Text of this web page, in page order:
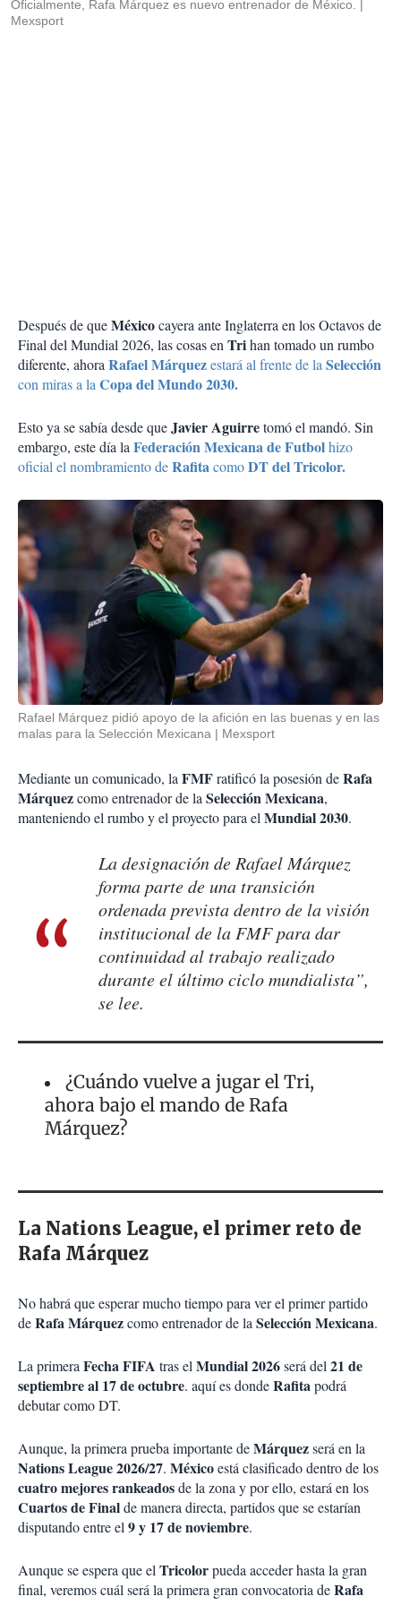
Oficialmente, Rafa Márquez es nuevo entrenador de México.
Mexsport
Después de queMéxicocayera ante Inglaterra en los Octavos de
Final del Mundial 2026, las cosas enTrihan tomado un rumbo
diferente, ahoraRafael Márquezestará al frente de laSelección
con miras a laCopa del Mundo 2030.
Esto ya se sabía desde queJavier Aguirretomó el mandó. Sin
embargo, este día laFederación Mexicana de Futbolhizo
oficial el nombramiento deRafitacomoDT del Tricolor.
Rafael Márquez pidió apoyo de la afición en las buenas y en las
malas para la Selección Mexicana
Mexsport
Mediante un comunicado, laFMFratificó la posesión deRafa
Márquezcomo entrenador de laSelección Mexicana,
manteniendo el rumbo y el proyecto para elMundial 2030.
La designación de Rafael Márquez
forma parte de una transición
ordenada prevista dentro de la visión
institucional de la FMF para dar
continuidad al trabajo realizado
durante el último ciclo mundialista”,
se lee.
¿Cuándo vuelve a jugar el Tri,
ahora bajo el mando de Rafa
Márquez?
La Nations League, el primer reto de
Rafa Márquez
No habrá que esperar mucho tiempo para ver el primer partido
deRafa Márquezcomo entrenador de laSelección Mexicana.
La primeraFecha FIFA tras elMundial 2026será del21 de
septiembre al 17 de octubre. aquí es dondeRafitapodrá
debutar como DT.
Aunque, la primera prueba importante deMárquezserá en la
Nations League 2026/27. Méxicoestá clasificado dentro de los
cuatro mejores rankeadosde la zona y por ello, estará en los
Cuartos de Finalde manera directa, partidos que se estarían
disputando entre el9 y 17 de noviembre.
Aunque se espera que elTricolorpueda acceder hasta la gran
final, veremos cuál será la primera gran convocatoria deRafa